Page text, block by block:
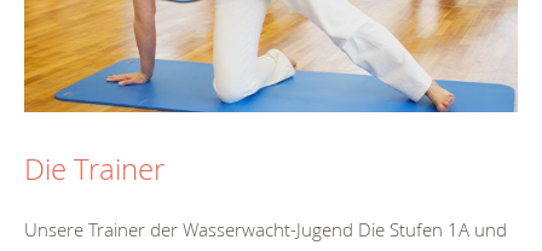
Die Trainer
Unsere Trainer der Wasserwacht-Jugend Die Stufen 1A und